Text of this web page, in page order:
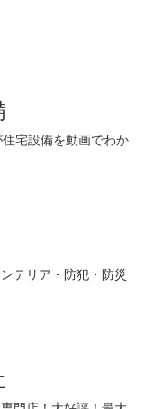
宅設備を動画でわか
テリア・防犯・防災